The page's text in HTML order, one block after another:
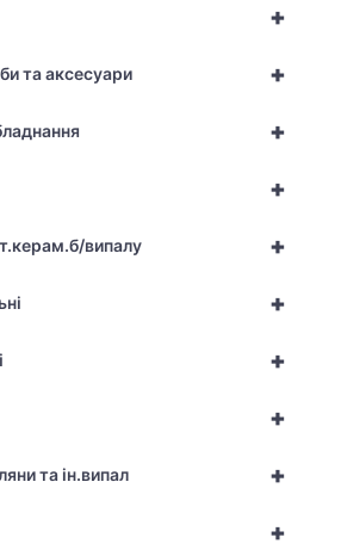
+
+
та аксесуари
+
+
+
випалу
+
+
+
+
та ін.випал
+